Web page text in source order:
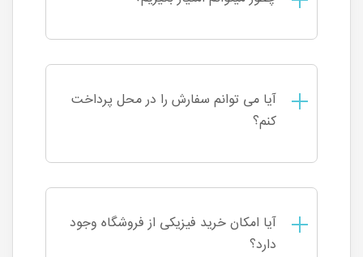
آیا می توانم سفارش را در محل پرداخت
کنم؟
آیا امکان خرید فیزیکی از فروشگاه وجود
دارد؟